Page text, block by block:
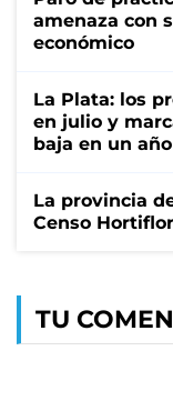
amenaza con
económico
La Plata: los
en julio y
baja en un año
La provincia
Censo
TU